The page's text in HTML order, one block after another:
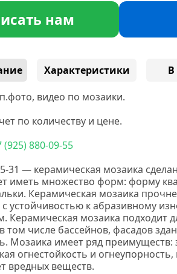
нам
Характеристики
В
видео по мозаики.
по количеству и цене.
(925) 880-09-55
31 — керамическая мозаика
иметь множество форм: форму
Керамическая мозаика
с устойчивостью к абразивному
Керамическая мозаика подходит
том числе бассейнов, фасадов
Мозаика имеет ряд преимуществ:
огнестойкость и
вредных веществ.